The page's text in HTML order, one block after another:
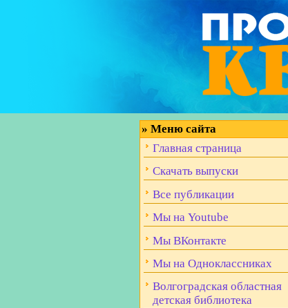
» Меню сайта
Главная страница
Скачать выпуски
Все публикации
Мы на Youtube
Мы ВКонтакте
Мы на Одноклассниках
Волгоградская областная
детская библиотека